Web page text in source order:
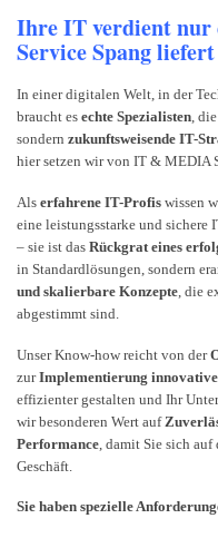
Ihre IT verdient nur
Service Spang liefert
In einer digitalen Welt, in der
braucht es echte Spezialisten,
sondern zukunftsweisende IT-
hier setzen wir von IT & MEDIA
Als erfahrene IT-Profis wissen
eine leistungsstarke und sichere
– sie ist das Rückgrat eines
in Standardlösungen, sondern
und skalierbare Konzepte , die
abgestimmt sind.
Unser Know-how reicht von der
zurImplementierung
effizienter gestalten und Ihr
wir besonderen Wert auf
Performance , damit Sie sich
Geschäft.
Sie haben spezielle